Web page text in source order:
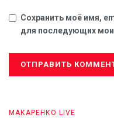
Сохранить моё имя,
для последующих
деятельность
причастного к
сети Интернет.
МАКАРЕНКО LIVE